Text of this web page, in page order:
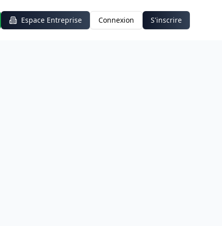
Espace Entreprise Connexion S'inscrire